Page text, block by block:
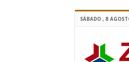
SÁBADO , 8